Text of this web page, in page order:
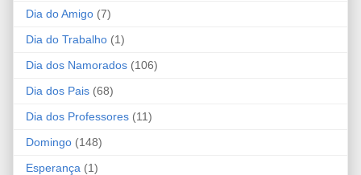
Dia do Amigo (7)
Dia do Trabalho (1)
Dia dos Namorados (106)
Dia dos Pais (68)
Dia dos Professores (11)
Domingo (148)
Esperança (1)